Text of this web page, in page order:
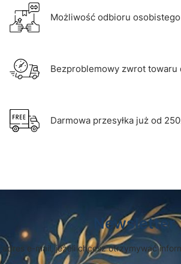
Możliwość odbioru osobistego
Bezproblemowy zwrot towaru
Darmowa przesyłka już od
Newsletter
adres e-mail, jeżeli chcesz otrzymywać